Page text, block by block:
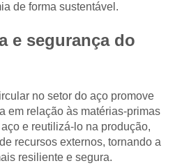
de forma sustentável.
e segurança do
no setor do aço promove
em relação às matérias-primas
e reutilizá-lo na produção,
recursos externos, tornando a
resiliente e segura.